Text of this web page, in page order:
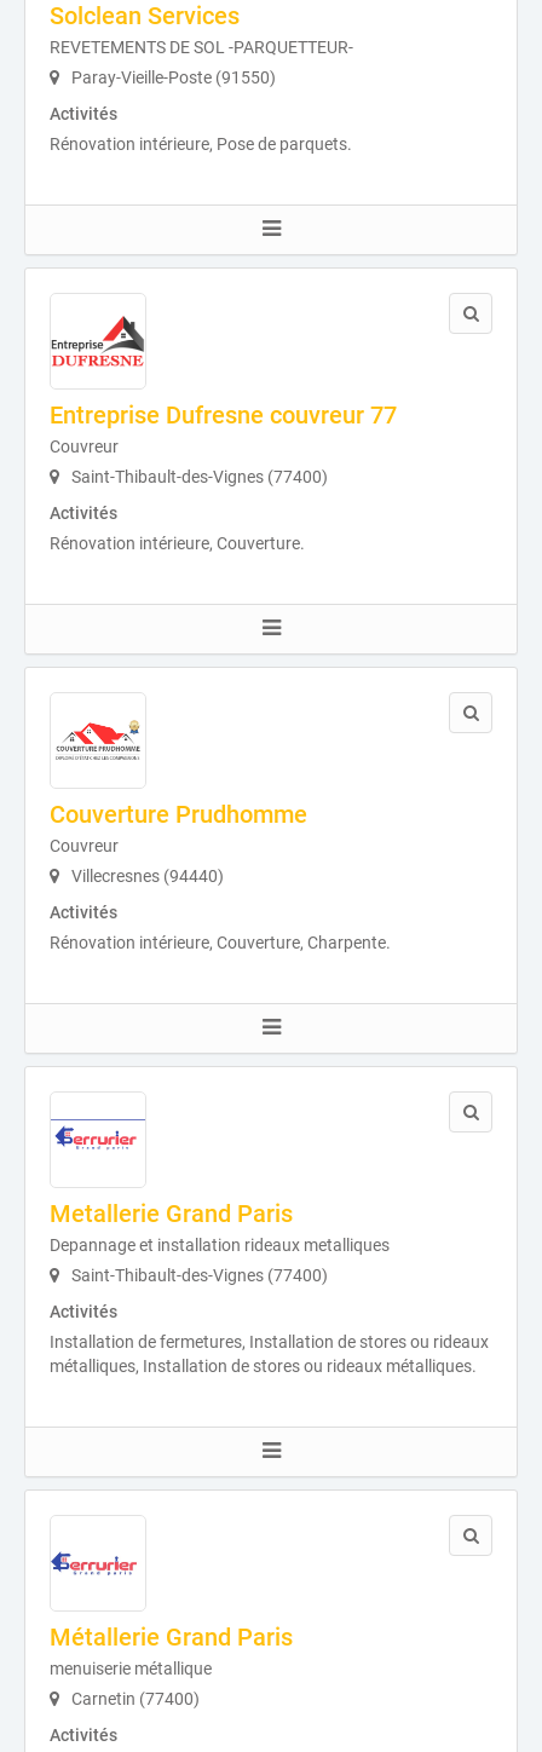
Solclean Services
REVETEMENTS DE SOL -PARQUETTEUR-
Paray-Vieille-Poste (91550)
Activités
Rénovation intérieure, Pose de parquets.
Entreprise Dufresne couvreur 77
Couvreur
Saint-Thibault-des-Vignes (77400)
Activités
Rénovation intérieure, Couverture.
Couverture Prudhomme
Couvreur
Villecresnes (94440)
Activités
Rénovation intérieure, Couverture, Charpente.
Metallerie Grand Paris
Depannage et installation rideaux metalliques
Saint-Thibault-des-Vignes (77400)
Activités
Installation de fermetures, Installation de stores ou rideaux
métalliques, Installation de stores ou rideaux métalliques.
Métallerie Grand Paris
menuiserie métallique
Carnetin (77400)
Activités